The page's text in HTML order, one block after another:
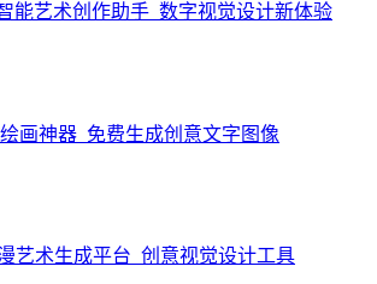
能艺术创作助手_数字视觉设计新体验
画神器_免费生成创意文字图像
艺术生成平台_创意视觉设计工具